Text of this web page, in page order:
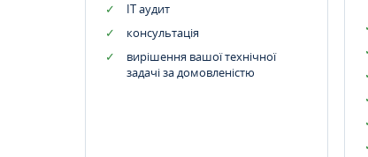
IT аудит
консультація
вирішення вашої технічної
задачі за домовленістю